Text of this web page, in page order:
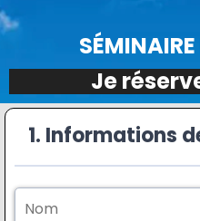
Je
1. Informations